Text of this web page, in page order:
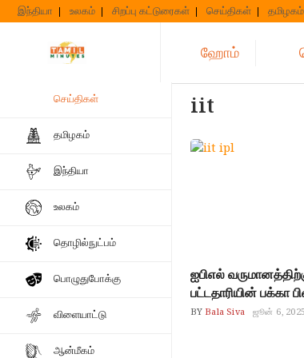
Skip
to
இந்தியா உலகம் சிறப்பு கட்டுரைகள் செய்திகள் தமிழகம்
ஹோம்
செய்திகள்
தமிழகம்
இந்தியா
உலகம்
தொழில்நுட்பம்
பொழுதுபோக்கு
விளையாட்டு
ஆன்மீகம்
iit
ஐபிஎல்
பட்டதாரியின் பக்கா
BY Bala Siva ஜூன் 6,